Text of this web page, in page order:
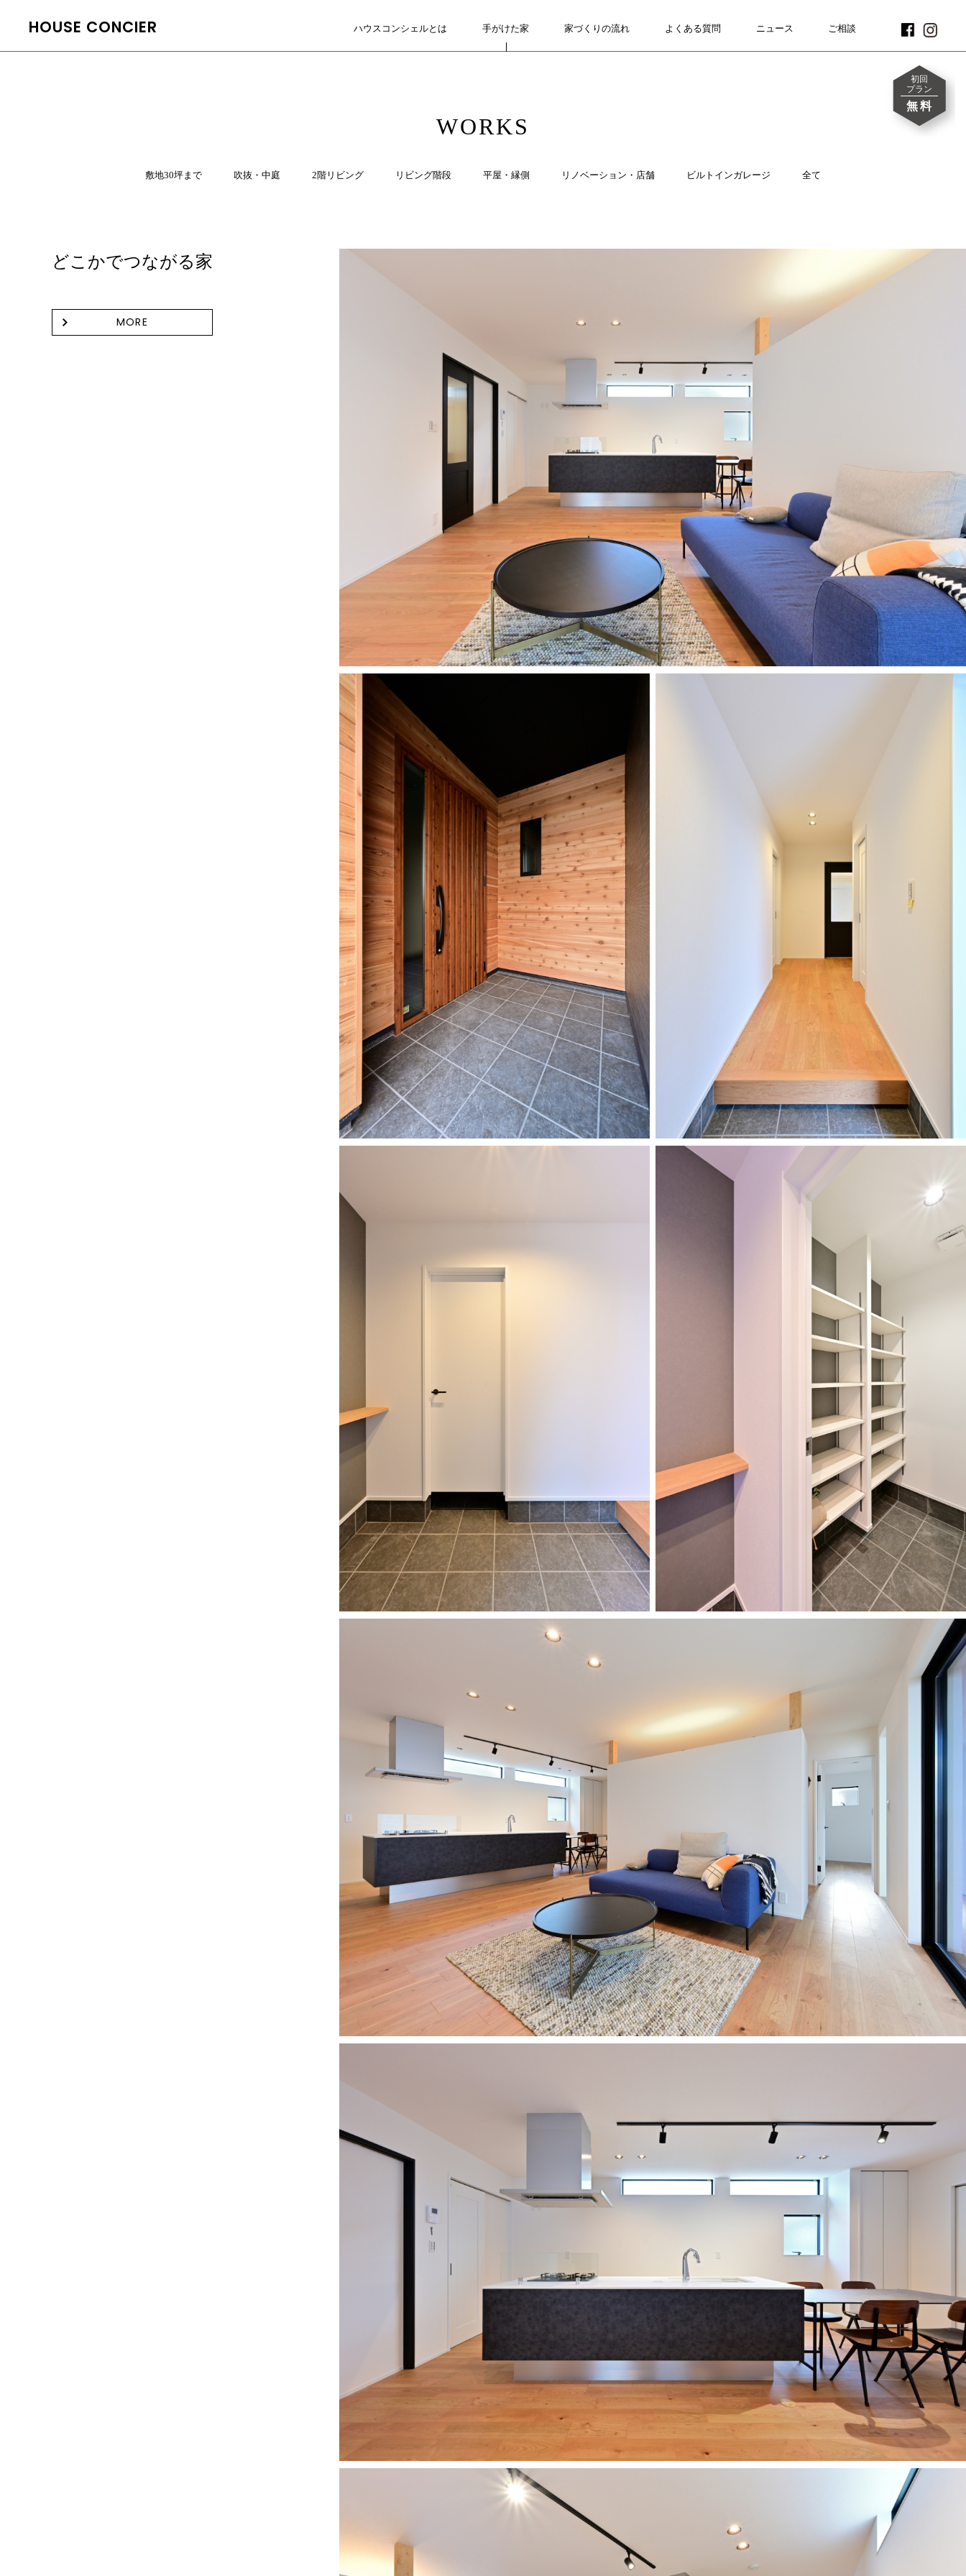
HOUSE CONCIER ハウスコンシェルとは
ABOUT 手がけた家
WORKS 家づくりの流れ
FLOW よくある質問
FAQ ニュース
NEWS ご相談
CONTACT
初回
プラン
無料
WORKS
敷地30坪まで 吹抜・中庭 2階リビング リビング階段 平屋・縁側 リノベーション・店舗 ビルトインガレージ 全て
どこかでつながる家
MORE